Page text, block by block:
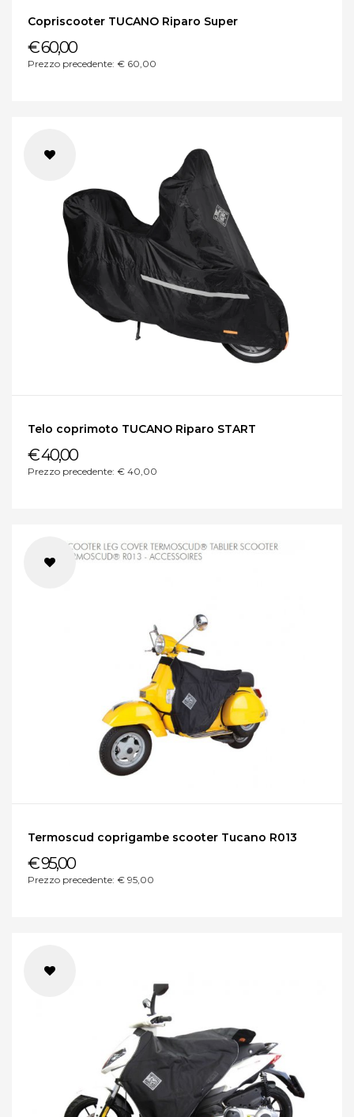
Copriscooter TUCANO Riparo Super
€ 60,00
Prezzo precedente: € 60,00
Telo coprimoto TUCANO Riparo START
€ 40,00
Prezzo precedente: € 40,00
Termoscud coprigambe scooter Tucano R013
€ 95,00
Prezzo precedente: € 95,00